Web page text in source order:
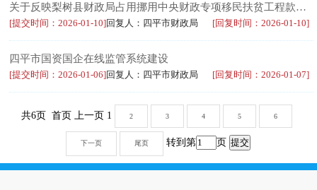
关于反映梨树县财政局占用挪用中央财政专项移民扶贫工程款的信访材料
[提交时间：2026-01-10]回复人：四平市财政局 [回复时间：2026-01-10]
四平市国资国企在线监管系统建设
[提交时间：2026-01-06]回复人：四平市财政局 [回复时间：2026-01-07]
共6页 首页 上一页 1 2 3 4 5 6
下一页 尾页 转到第 页